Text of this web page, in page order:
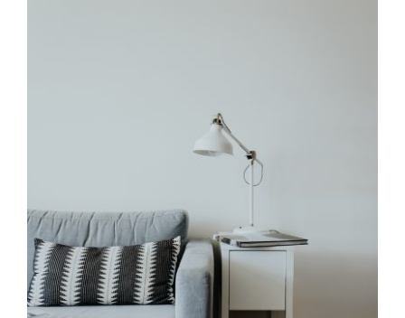
Psychologowie to ludzie,
którzy sami mają problemy?
Czytelnia